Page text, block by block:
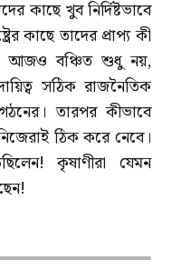
কাছে খুব নির্দিষ্টভাবে
কাছে তাদের প্রাপ্য কী
আজও বঞ্চিত শুধু নয়,
সঠিক রাজনৈতিক
তারপর কীভাবে
ঠিক করে নেবে।
কৃষাণীরা যেমন